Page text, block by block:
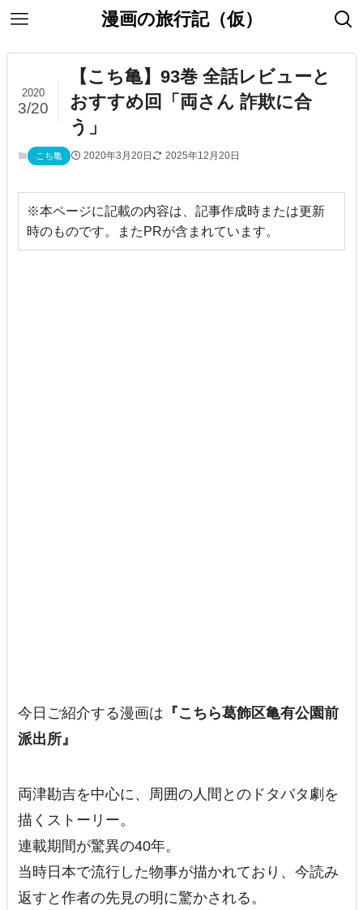
漫画の旅行記（仮）
【こち亀】93巻 全話レビューと
おすすめ回「両さん 詐欺に合
う」
2020
3/20
こち亀 2020年3月20日 2025年12月20日
※本ページに記載の内容は、記事作成時または更新
時のものです。またPRが含まれています。
今日ご紹介する漫画は 『こちら葛飾区亀有公園前
派出所』
両津勘吉を中心に、周囲の人間とのドタバタ劇を
描くストーリー。
連載期間が驚異の40年。
当時日本で流行した物事が描かれており、今読み
返すと作者の先見の明に驚かされる。